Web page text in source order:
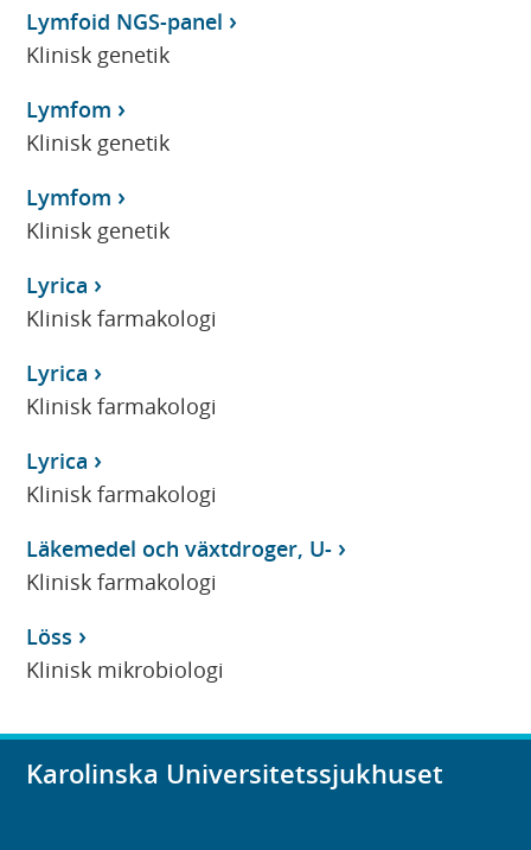
Lymfoid NGS-panel
Klinisk genetik
Lymfom
Klinisk genetik
Lymfom
Klinisk genetik
Lyrica
Klinisk farmakologi
Lyrica
Klinisk farmakologi
Lyrica
Klinisk farmakologi
Läkemedel och växtdroger, U-
Klinisk farmakologi
Löss
Klinisk mikrobiologi
Karolinska Universitetssjukhuset